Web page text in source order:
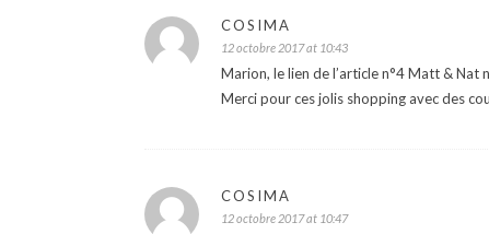
COSIMA
12 octobre 2017 at 10:43
Marion, le lien de l’article n°4 Matt & Nat
Merci pour ces jolis shopping avec des
COSIMA
12 octobre 2017 at 10:47